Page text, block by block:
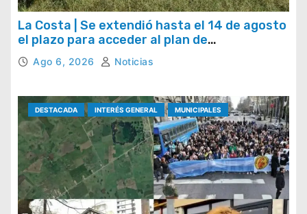
La Costa | Se extendió hasta el 14 de agosto
el plazo para acceder al plan de
regularización de tasas municipales
Ago 6, 2026 Noticias
DESTACADA INTERÉS GENERAL MUNICIPALES